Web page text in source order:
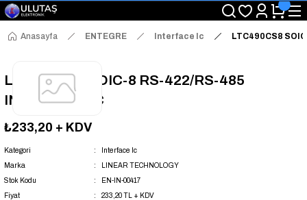
"Saat 14:00'a Kadar Verilen Siparişlerde Aynı Gün Kargo Avantajı!
"Binlerce Ürün Çeşitliliği ile Stoktan Hemen Teslim."
"Toptan Fiyatına Perakende Satış Avantajını Kaçırmayın!"
Anasayfa ENTEGRE Interface Ic LTC490CS8
LTC490CS8 SOIC-8 RS-422/RS-485
INTERFACE IC
₺233,20 + KDV
Kategori
Interface Ic
Marka
LINEAR TECHNOLOGY
Stok Kodu
EN-IN-00417
Fiyat
233,20 TL + KDV